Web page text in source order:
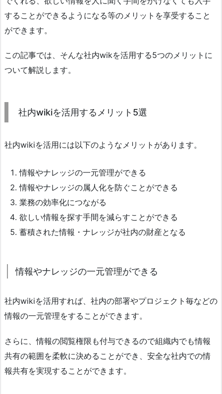
することができるようになる等のメリットを享受すること
ができます。
この記事では、そんな社内wikを活用する5つのメリットに
ついて解説します。
社内wikiを活用するメリット5選
社内wikiを活用には以下のようなメリットがあります。
情報やナレッジの一元管理ができる
情報やナレッジの属人化を防ぐことができる
業務の効率化につながる
欲しい情報を探す手間を減らすことができる
蓄積された情報・ナレッジが社内の財産となる
情報やナレッジの一元管理ができる
社内wikiを活用すれば、社内の部署やプロジェクト毎などの
情報の一元管理をすることができます。
さらに、情報の閲覧権限も付与できるので組織内でも情報
共有の範囲を柔軟に決めることができ、安全な社内での情
報共有を実現することができます。